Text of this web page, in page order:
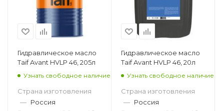
Гидравлическое масло
Taif Avant HVLP 46, 205л
Узнать свободное наличие
Страна изготовления
— Россия
Гидравлическое масло
Taif Avant HVLP 46, 20л
Узнать свободное наличие
Страна изготовления
— Россия